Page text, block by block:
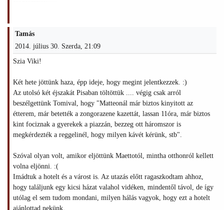
Tamás
2014. július 30. Szerda, 21:09
Szia Viki!
Két hete jöttünk haza, épp ideje, hogy megint jelentkezzek. :)
Az utolsó két éjszakát Pisaban töltöttük .... végig csak arról
beszélgettünk Tomival, hogy "Matteonál már biztos kinyitott az
étterem, már betették a zongorazene kazettát, lassan 11óra, már biztos
kint fociznak a gyerekek a piazzán, bezzeg ott háromszor is
megkérdezték a reggelinél, hogy milyen kávét kérünk, stb".
Szóval olyan volt, amikor eljöttünk Maettotól, mintha otthonról kellett
volna eljönni. :(
Imádtuk a hotelt és a várost is. Az utazás előtt ragaszkodtam ahhoz,
hogy találjunk egy kicsi házat valahol vidéken, mindentől távol, de így
utólag el sem tudom mondani, milyen hálás vagyok, hogy ezt a hotelt
ajánlottad nekünk.